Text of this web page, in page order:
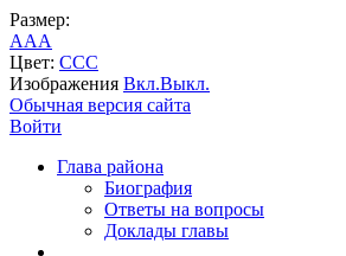
Размер:
AAA
Цвет: CCC
Изображения Вкл.Выкл.
Обычная версия сайта
Войти
Глава района
Биография
Ответы на вопросы
Доклады главы